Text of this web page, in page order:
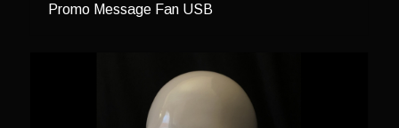
Promo Message Fan USB